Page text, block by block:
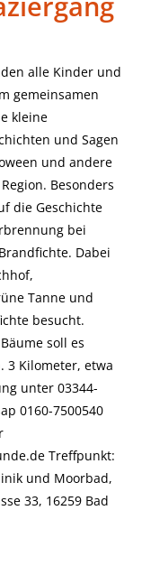
alle Kinder und
gemeinsamen
kleine
und Sagen
und andere
Besonders
die Geschichte
bei
Dabei
Tanne und
besucht.
soll es
3 Kilometer, etwa
unter 03344-
0160-7500540
Treffpunkt:
und Moorbad,
33, 16259 Bad